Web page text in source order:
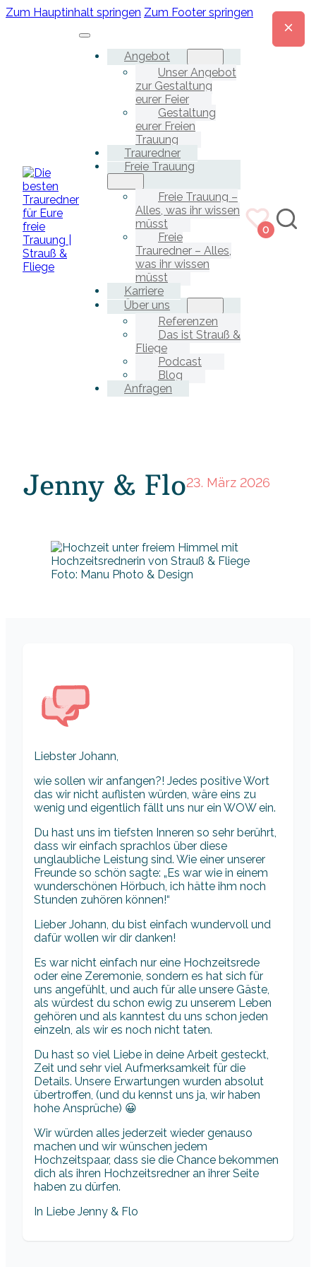
Zum Hauptinhalt springen Zum Footer springen
Angebot
Unser Angebot
zur Gestaltung
eurer Feier
Gestaltung
eurer Freien
Trauung
Trauredner
Freie Trauung
Freie Trauung –
Alles, was ihr wissen
müsst
Freie
Trauredner – Alles,
was ihr wissen
müsst
Karriere
Über uns
Referenzen
Das ist Strauß &
Fliege
Podcast
Blog
Anfragen
0
Jenny & Flo23. März 2026
Foto: Manu Photo & Design
Liebster Johann,
wie sollen wir anfangen?! Jedes positive Wort
das wir nicht auflisten würden, wäre eins zu
wenig und eigentlich fällt uns nur ein WOW ein.
Du hast uns im tiefsten Inneren so sehr berührt,
dass wir einfach sprachlos über diese
unglaubliche Leistung sind. Wie einer unserer
Freunde so schön sagte: „Es war wie in einem
wunderschönen Hörbuch, ich hätte ihm noch
Stunden zuhören können!“
Lieber Johann, du bist einfach wundervoll und
dafür wollen wir dir danken!
Es war nicht einfach nur eine Hochzeitsrede
oder eine Zeremonie, sondern es hat sich für
uns angefühlt, und auch für alle unsere Gäste,
als würdest du schon ewig zu unserem Leben
gehören und als kanntest du uns schon jeden
einzeln, als wir es noch nicht taten.
Du hast so viel Liebe in deine Arbeit gesteckt,
Zeit und sehr viel Aufmerksamkeit für die
Details. Unsere Erwartungen wurden absolut
übertroffen, (und du kennst uns ja, wir haben
hohe Ansprüche) 😀
Wir würden alles jederzeit wieder genauso
machen und wir wünschen jedem
Hochzeitspaar, dass sie die Chance bekommen
dich als ihren Hochzeitsredner an ihrer Seite
haben zu dürfen.
In Liebe Jenny & Flo